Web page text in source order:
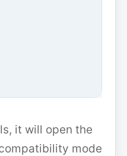
it will open the
mode